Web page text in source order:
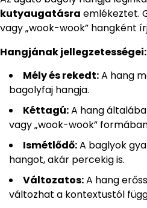
kutyaugatásra emlékeztet.
vagy „wook-wook” hangként
Hangjának jellegzetességei:
Mély és rekedt:A hang
bagolyfaj hangja.
Kéttagú:A hang
vagy „wook-wook”
Ismétlődő:A baglyok
hangot, akár percekig is.
Változatos:A hang
változhat a kontextustól